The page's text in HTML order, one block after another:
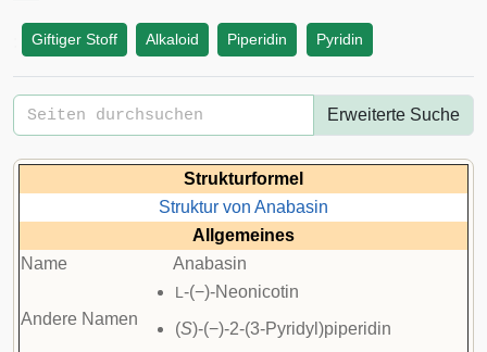
Giftiger Stoff Alkaloid Piperidin Pyridin
Erweiterte Suche
Strukturformel
Struktur von Anabasin
Allgemeines
Name
Anabasin
Andere Namen
L -(−)-Neonicotin
(S)-(−)-2-(3-Pyridyl)piperidin